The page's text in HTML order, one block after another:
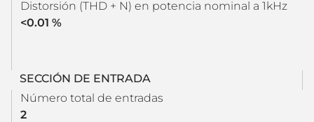
Distorsión (THD + N) en potencia nominal a 1kHz
<0.01 %
SECCIÓN DE ENTRADA
Número total de entradas
2